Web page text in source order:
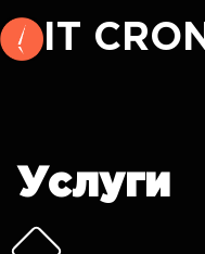
IT CRON
Услуги